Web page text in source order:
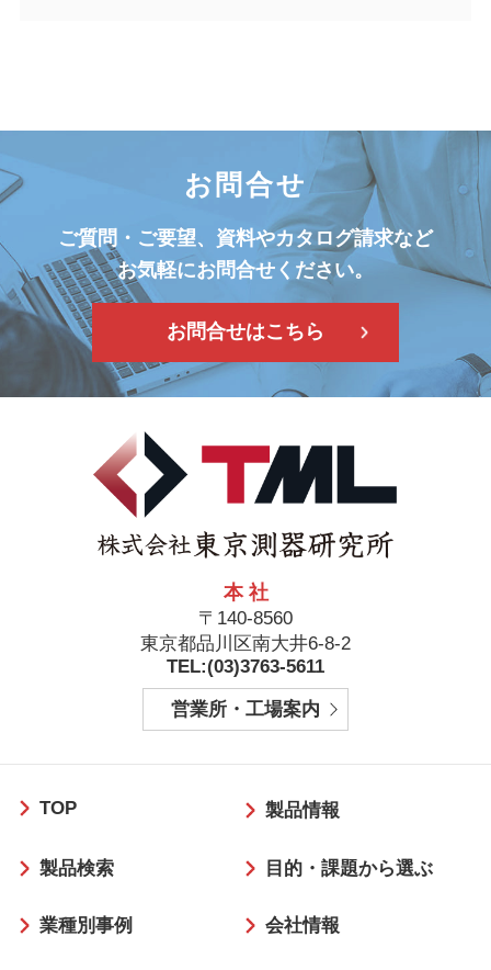
お問合せ
ご質問・ご要望、資料やカタログ請求など
お気軽にお問合せください。
お問合せはこちら
本 社
〒140-8560
東京都品川区南大井6-8-2
TEL:(03)3763-5611
営業所・工場案内
ッ
ー
TOP 製品情報
製品検索 目的・課題から選ぶ
業種別事例 会社情報